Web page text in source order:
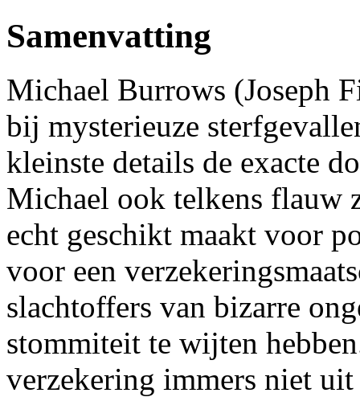
Samenvatting
Michael Burrows (Joseph
bij mysterieuze
kleinste details de exacte
Michael ook telkens flauw
echt geschikt maakt voor
voor een
slachtoffers van bizarre
stommiteit te wijten
verzekering immers niet uit